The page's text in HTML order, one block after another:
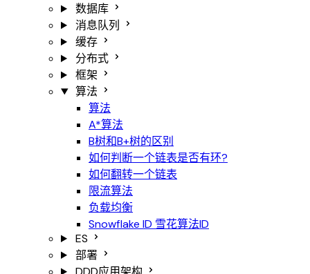
数据库
消息队列
缓存
分布式
框架
算法
算法
A*算法
B树和B+树的区别
如何判断一个链表是否有环?
如何翻转一个链表
限流算法
负载均衡
Snowflake ID 雪花算法ID
ES
部署